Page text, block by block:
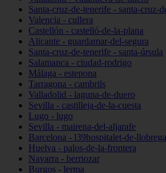
Santa-cruz-de-tenerife - santa-cruz-
Valencia - cullera
Castellón - castelló-de-la-plana
Alicante - guardamar-del-segura
Santa-cruz-de-tenerife - santa-úrsula
Salamanca - ciudad-rodrigo
Málaga - estepona
Tarragona - cambrils
Valladolid - laguna-de-duero
Sevilla - castilleja-de-la-cuesta
Lugo - lugo
Sevilla - mairena-del-aljarafe
Barcelona - l39hospitalet-de-
Huelva - palos-de-la-frontera
Navarra - berriozar
Burgos - lerma